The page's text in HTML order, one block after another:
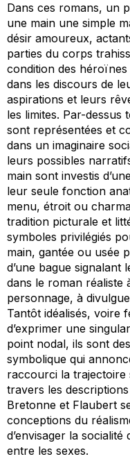
Dans ces romans, un
une main une simple
désir amoureux,
parties du corps
condition des
dans les discours de
aspirations et leurs
les limites. Par-dessus
sont représentées et
dans un imaginaire
leurs possibles
main sont investis
leur seule fonction
menu, étroit ou
tradition picturale et
symboles privilégiés
main, gantée ou usée
d’une bague signalant
dans le roman réaliste
personnage, à
Tantôt idéalisés, voire
d’exprimer une
point nodal, ils sont
symbolique qui
raccourci la
travers les
Bretonne et Flaubert
conceptions du
d’envisager la
entre les sexes.